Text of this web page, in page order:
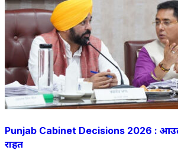
Punjab Cabinet Decisions 2026 :
राहत